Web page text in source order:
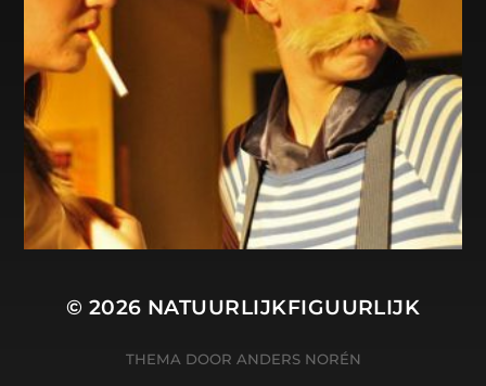
© 2026 NATUURLIJKFIGUURLIJK
THEMA DOOR ANDERS NORÉN